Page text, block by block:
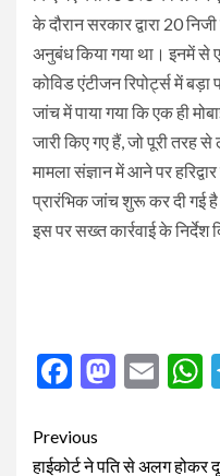
के दौरान सरकार द्वारा 20
अनुबंध किया गया था। इनमें से
कोविड एंटीजन रिपोर्ट्स में
जांच में पाया गया कि एक ही
जारी किए गए हैं, जो पूरी तरह
मामला संज्ञान में आने पर
प्रारंभिक जांच शुरू कर दी गई
इस पर सख्त कार्रवाई के निर्देश
Facebook
Post
Previous
हाईकोर्ट ने पति से अलग होकर